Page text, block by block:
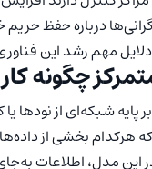
درباره حفظ
دلایل مهم رشد این
چگونه
پایه شبکه‌ای از نودها
هرکدام بخشی از
این مدل، اطلاعات